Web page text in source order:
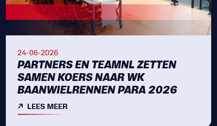
24-06-2026
PARTNERS EN TEAMNL ZETTEN
SAMEN KOERS NAAR WK
BAANWIELRENNEN PARA 2026
LEES MEER